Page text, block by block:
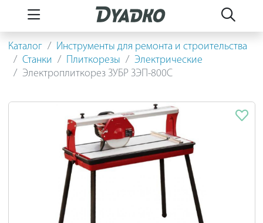
Каталог
Инструменты для ремонта и строительства
Станки
Плиткорезы
Электрические
Электроплиткорез ЗУБР ЗЭП-800С